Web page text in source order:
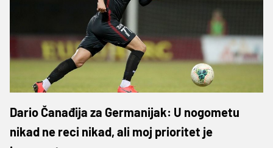
Dario Čanađija za Germanijak: U nogometu
nikad ne reci nikad, ali moj prioritet je